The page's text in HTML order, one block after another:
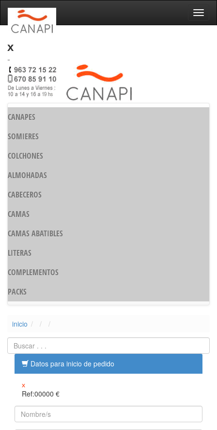
x
-
CANAPES
SOMIERES
COLCHONES
ALMOHADAS
CABECEROS
CAMAS
CAMAS ABATIBLES
LITERAS
COMPLEMENTOS
PACKS
inicio
Datos para inicio de pedido
x
Ref:00000 €